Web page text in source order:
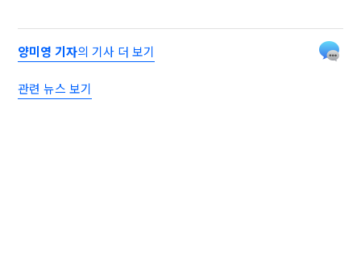
양미영 기자의 기사 더 보기
관련 뉴스 보기